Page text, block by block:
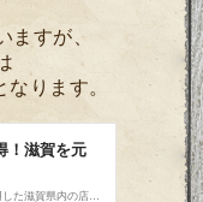
ますが、
ります。